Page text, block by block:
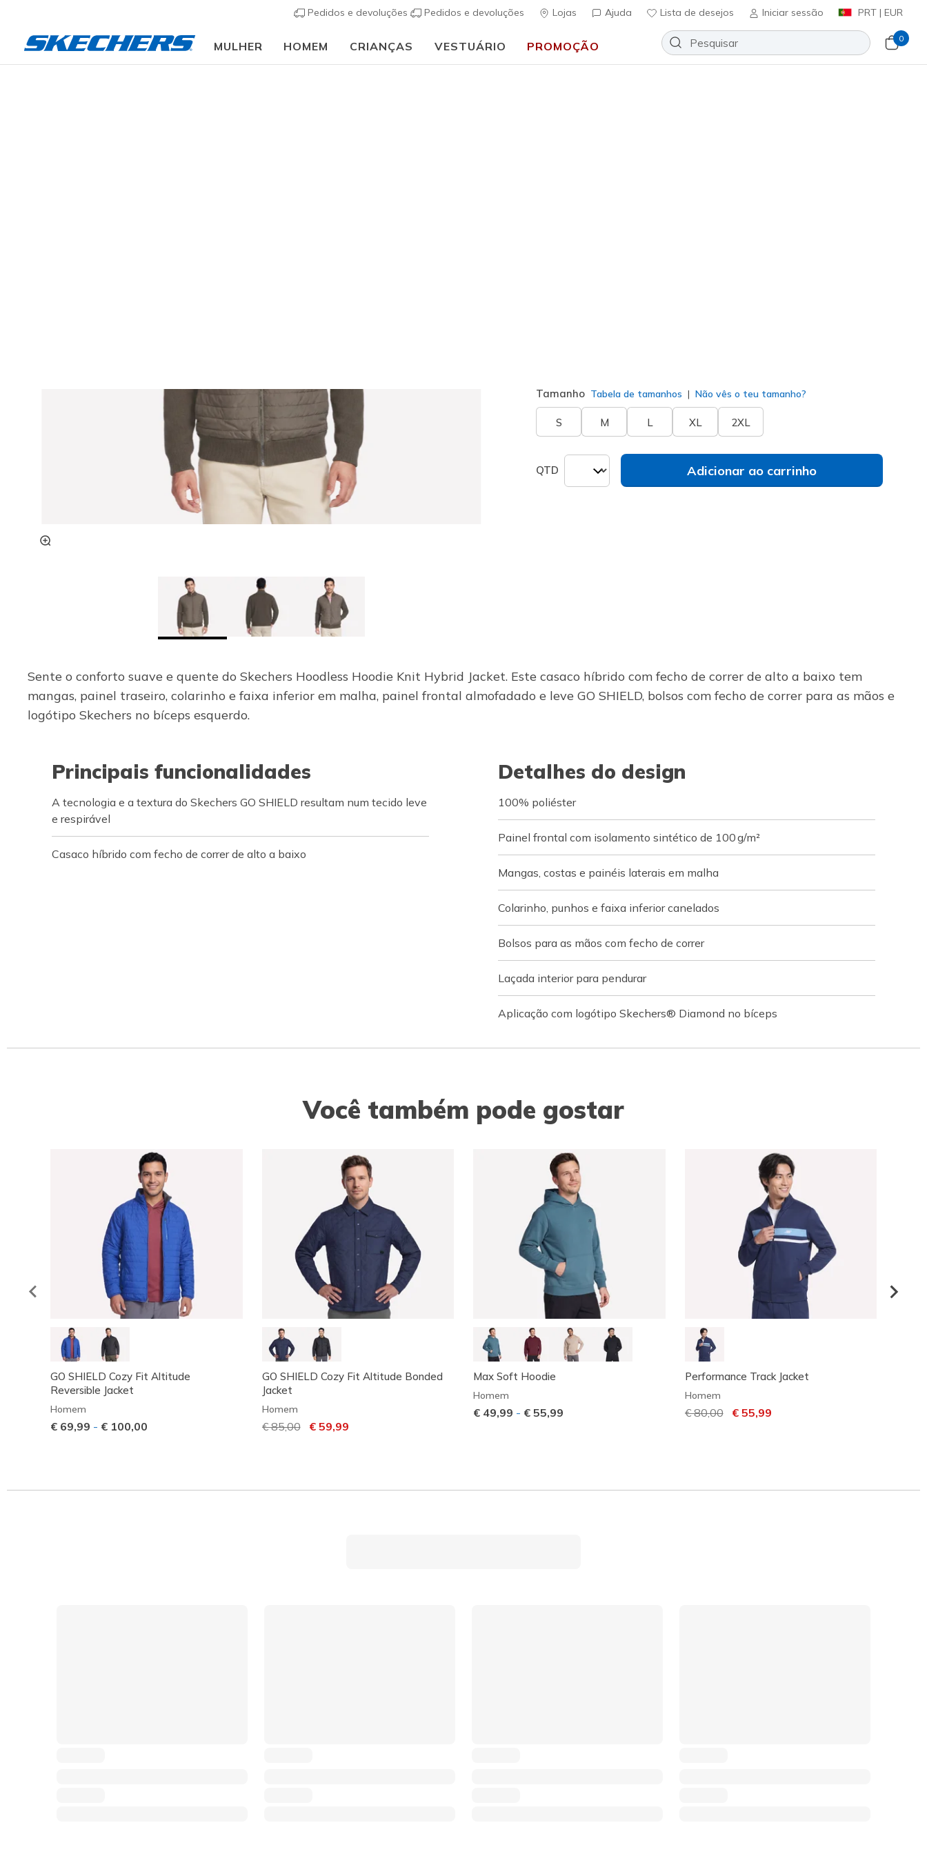
Pedidos e devoluções Pedidos e devoluções Lojas Ajuda Lista de desejos Iniciar sessão PRT | EUR
MULHER HOMEM CRIANÇAS VESTUÁRIO PROMOÇÃO
0
Tamanho Tabela de tamanhos Não vês o teu tamanho?
S M L XL 2XL
QTD Adicionar ao carrinho
Sente o conforto suave e quente do Skechers Hoodless Hoodie Knit Hybrid Jacket. Este casaco híbrido com fecho de correr de alto a baixo tem
mangas, painel traseiro, colarinho e faixa inferior em malha, painel frontal almofadado e leve GO SHIELD, bolsos com fecho de correr para as mãos e
logótipo Skechers no bíceps esquerdo.
Principais funcionalidades
A tecnologia e a textura do Skechers GO SHIELD resultam num tecido leve
e respirável
Casaco híbrido com fecho de correr de alto a baixo
Detalhes do design
100% poliéster
Painel frontal com isolamento sintético de 100 g/m²
Mangas, costas e painéis laterais em malha
Colarinho, punhos e faixa inferior canelados
Bolsos para as mãos com fecho de correr
Laçada interior para pendurar
Aplicação com logótipo Skechers® Diamond no bíceps
Você também pode gostar
GO SHIELD Cozy Fit Altitude
Reversible Jacket
Homem
€ 69,99 - € 100,00
GO SHIELD Cozy Fit Altitude Bonded
Jacket
Homem
Preço com desconto de
€ 85,00para
€ 59,99
Max Soft Hoodie
Homem
€ 49,99 - € 55,99
Performance Track Jacket
Homem
Preço com desconto de
€ 80,00para
€ 55,99